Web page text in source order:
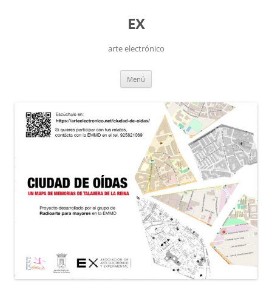
EX
arte electrónico
Menú